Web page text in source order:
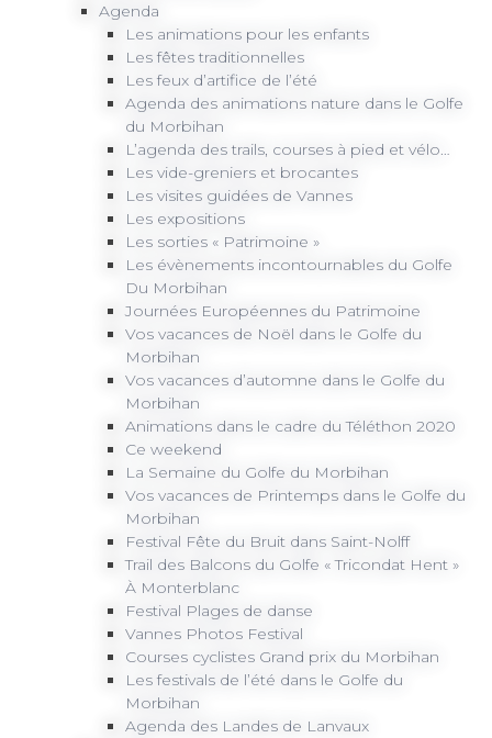
Agenda
Les animations pour les enfants
Les fêtes traditionnelles
Les feux d’artifice de l’été
Agenda des animations nature dans le Golfe
du Morbihan
L’agenda des trails, courses à pied et vélo…
Les vide-greniers et brocantes
Les visites guidées de Vannes
Les expositions
Les sorties « Patrimoine »
Les évènements incontournables du Golfe
Du Morbihan
Journées Européennes du Patrimoine
Vos vacances de Noël dans le Golfe du
Morbihan
Vos vacances d’automne dans le Golfe du
Morbihan
Animations dans le cadre du Téléthon 2020
Ce weekend
La Semaine du Golfe du Morbihan
Vos vacances de Printemps dans le Golfe du
Morbihan
Festival Fête du Bruit dans Saint-Nolff
Trail des Balcons du Golfe « Tricondat Hent »
À Monterblanc
Festival Plages de danse
Vannes Photos Festival
Courses cyclistes Grand prix du Morbihan
Les festivals de l’été dans le Golfe du
Morbihan
Agenda des Landes de Lanvaux